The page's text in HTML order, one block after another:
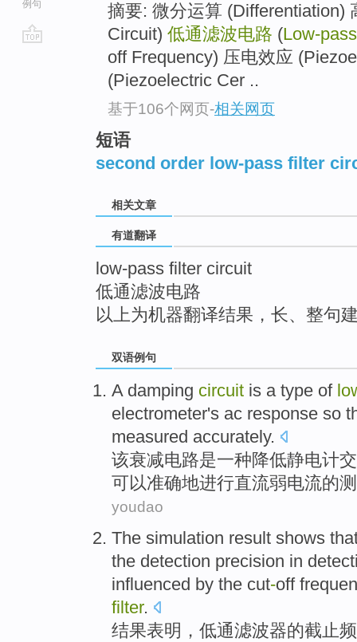
例句
摘要: 微分运算 (Differentiation)
Circuit) 低通滤波电路 (Low-
off Frequency) 压电效应
(Piezoelectric Cer ..
基于106个网页-相关网页
短语
second order low-pass filter
相关文章
有道翻译
low-pass filter circuit
低通滤波电路
以上为机器翻译结果，长、整句
双语例句
A damping circuit is atype of
electrometer's ac response so
measured accurately.
该衰减电路是一种降低静电计
可以准确地进行直流弱电流的
youdao
The simulation result shows
the detection precision in
influenced by the cut-off
filter.
结果表明 ， 低通滤波器的截止